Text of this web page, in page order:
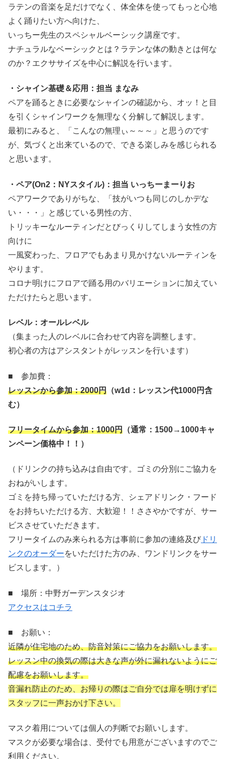
ラテンの音楽を足だけでなく、体全体を使ってもっと心地
よく踊りたい方へ向けた、
いっちー先生のスペシャルベーシック講座です。
ナチュラルなベーシックとは？ラテンな体の動きとは何な
のか？エクササイズを中心に解説を行います。
・シャイン基礎＆応用：担当 まなみ
ペアを踊るときに必要なシャインの確認から、オッ！と目
を引くシャインワークを無理なく分解して解説します。
最初にみると、「こんなの無理ぃ～～～」と思うのです
が、気づくと出来ているので、できる楽しみを感じられる
と思います。
・ペア(On2：NYスタイル)：担当 いっちーまーりお
ペアワークでありがちな、「技がいつも同じのしかデな
い・・・」と感じている男性の方、
トリッキーなルーティンだとびっくりしてしまう女性の方
向けに
一風変わった、フロアでもあまり見かけないルーティンを
やります。
コロナ明けにフロアで踊る用のバリエーションに加えてい
ただけたらと思います。
レベル：オールレベル
（集まった人のレベルに合わせて内容を調整します。
初心者の方はアシスタントがレッスンを行います）
■ 参加費：
レッスンから参加：2000円 （w1d ：レッスン代1000円含
む）
フリータイムから参加：1000円 （通常： 1500→1000キャ
ンペーン価格中！！）
（ドリンクの持ち込みは自由です。ゴミの分別にご協力を
おねがいします。
ゴミを持ち帰っていただける方、シェアドリンク・フード
をお持ちいただける方、大歓迎！！ささやかですが、サー
ビスさせていただきます。
フリータイムのみ来られる方は事前に参加の連絡及び ドリ
ンクのオーダーをいただけた方のみ、ワンドリンクをサー
ビスします。）
■ 場所：中野ガーデンスタジオ
アクセスはコチラ
■ お願い：
近隣が住宅地のため、防音対策にご協力をお願いします。
レッスン中の換気の際は大きな声が外に漏れないようにご
配慮をお願いします。
音漏れ防止のため、お帰りの際はご自分では扉を明けずに
スタッフに一声おかけ下さい。
マスク着用については個人の判断でお願いします。
マスクが必要な場合は、受付でも用意がございますのでご
利用ください。